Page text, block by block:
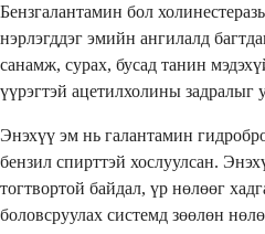
Бензгалантамин бол
нэрлэгддэг эмийн ангилалд
санамж, сурах, бусад танин
үүрэгтэй ацетилхолины задралыг
Энэхүү эм нь галантамин
бензил спирттэй хослуулсан.
тогтвортой байдал, үр нөлөөг
боловсруулах системд зөөлөн